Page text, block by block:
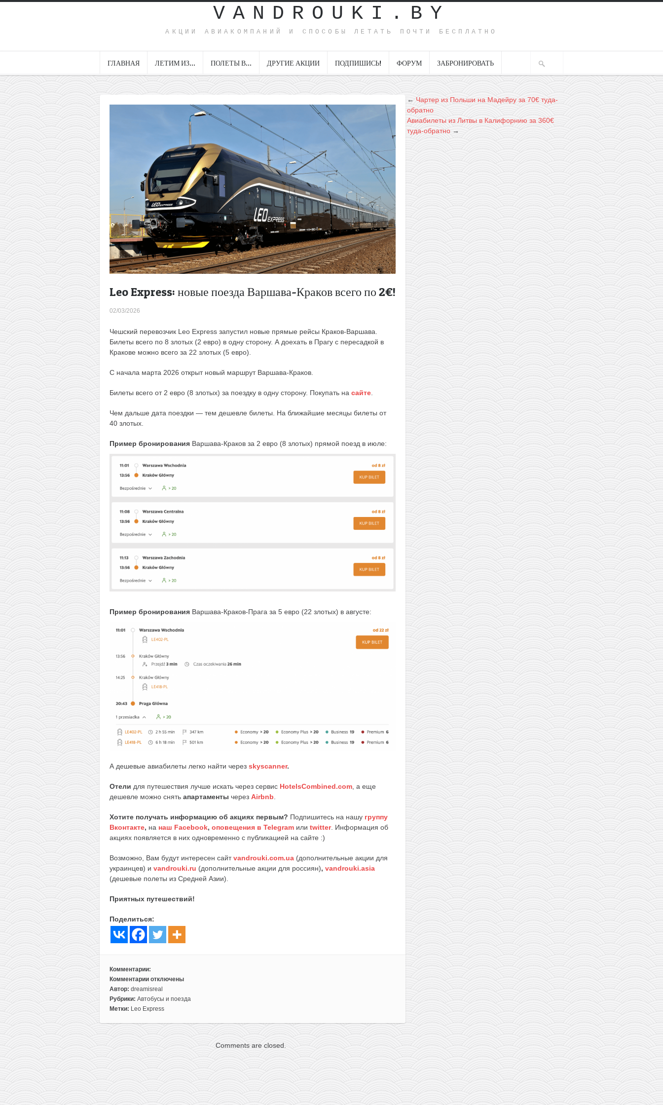
VANDROUKI.BY
АКЦИИ АВИАКОМПАНИЙ И СПОСОБЫ ЛЕТАТЬ ПОЧТИ БЕСПЛАТНО
ГЛАВНАЯ ЛЕТИМ ИЗ… ПОЛЕТЫ В… ДРУГИЕ АКЦИИ ПОДПИШИСЬ! ФОРУМ ЗАБРОНИРОВАТЬ
Leo Express: новые поезда Варшава-Краков всего по 2€!
02/03/2026
Чешский перевозчик Leo Express запустил новые прямые рейсы Краков-Варшава.
Билеты всего по 8 злотых (2 евро) в одну сторону. А доехать в Прагу с пересадкой в
Кракове можно всего за 22 злотых (5 евро).
С начала марта 2026 открыт новый маршрут Варшава-Краков.
Билеты всего от 2 евро (8 злотых) за поездку в одну сторону. Покупать на сайте
Чем дальше дата поездки — тем дешевле билеты. На ближайшие месяцы билеты от
40 злотых.
Пример бронирования Варшава-Краков за 2 евро (8 злотых) прямой поезд в июле:
Пример бронирования Варшава-Краков-Прага за 5 евро (22 злотых) в августе:
А дешевые авиабилеты легко найти через skyscanner.
Отели для путешествия лучше искать через сервис HotelsCombined.com , а еще
дешевле можно снять апартаменты через Airbnb
Хотите получать информацию об акциях первым? Подпишитесь на нашу группу
Вконтакте, на наш Facebook, оповещения в Telegram или twitter. Информация об
акциях появляется в них одновременно с публикацией на сайте :)
Возможно, Вам будут интересен сайтvandrouki.com.ua (дополнительные акции для
украинцев) и vandrouki.ru (дополнительные акции для россиян), vandrouki.asia
(дешевые полеты из Средней Азии).
Приятных путешествий!
Поделиться:
Комментарии:
Комментарии
к
записи
Leo
новые
Варшава-
Краков
всего
по
2€!
отключены
Автор: dreamisreal
Рубрики: Автобусы и поезда
Метки: Leo Express
Comments are closed.
←Чартер из Польши на Мадейру за 70€ туда-
обратно
Авиабилеты из Литвы в Калифорнию за 360€
туда-обратно →